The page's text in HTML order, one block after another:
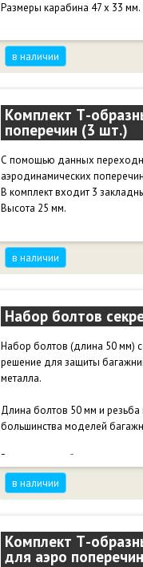
Размеры карабина 47 х 33 мм.
в наличии
Комплект Т-
поперечин (3 шт.)
С помощью данных
аэродинамических
В комплект входит 3
Высота 25 мм.
в наличии
Набор болтов
Набор болтов (длина 50 мм)
решение для защиты
металла.
Длина болтов 50 мм и
большинства моделей
В комплекте с болтами идет
удобство и безопасность
в наличии
Комплект Т-
для аэро поперечин